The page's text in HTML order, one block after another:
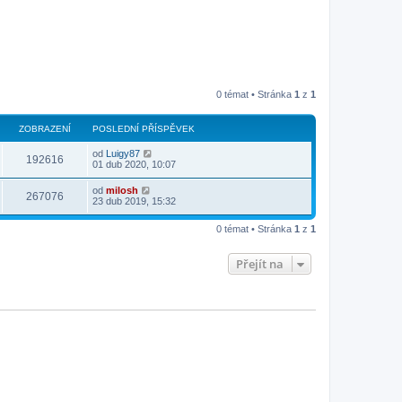
0 témat • Stránka 1 z 1
ZOBRAZENÍ POSLEDNÍ PŘÍSPĚVEK
192616 od Luigy87
01 dub 2020, 10:07
267076 od milosh
23 dub 2019, 15:32
0 témat • Stránka 1 z 1
Přejít na